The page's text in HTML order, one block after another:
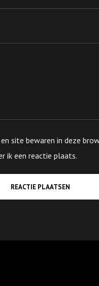
site bewaren in deze
ik een reactie plaats.